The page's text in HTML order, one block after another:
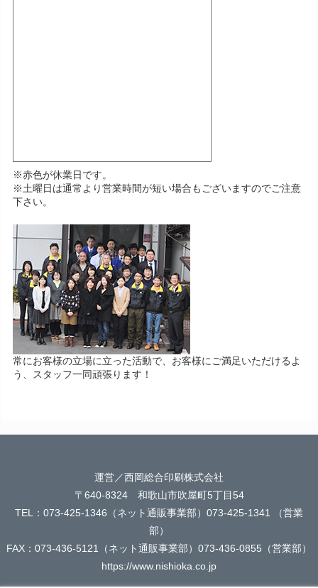
※赤色が休業日です。
※土曜日は通常より営業時間が短い場合もございますのでご注意
下さい。
常にお客様の立場に立った活動で、お客様にご満足いただけるよ
う、スタッフ一同頑張ります！
運営／西岡総合印刷株式会社
〒640-8324 和歌山市吹屋町5丁目54
TEL：073-425-1346（ネット通販事業部）073-425-1341 （営業
部）
FAX：073-436-5121（ネット通販事業部）073-436-0855（営業部）
https://www.nishioka.co.jp